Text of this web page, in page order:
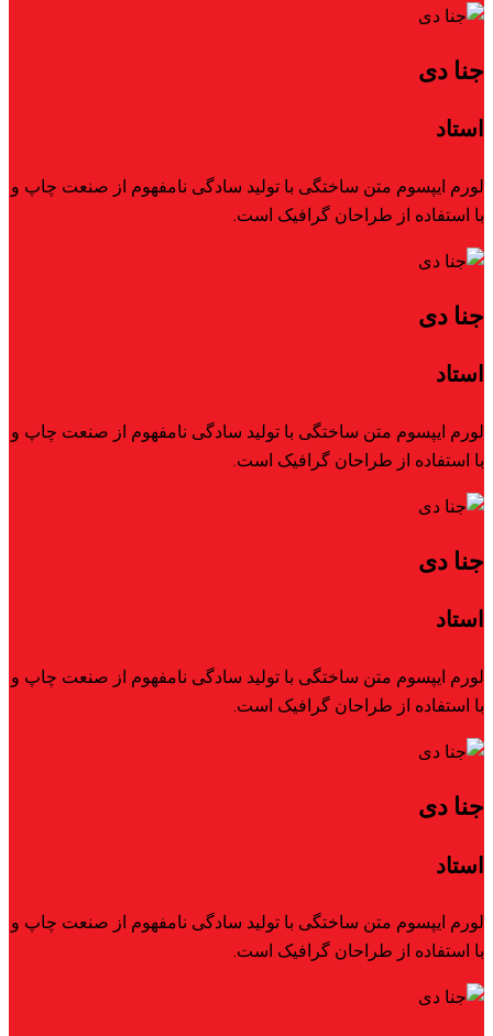
جنا دی
استاد
لورم ایپسوم متن ساختگی با تولید سادگی نامفهوم از صنعت چاپ و
با استفاده از طراحان گرافیک است.
جنا دی
استاد
لورم ایپسوم متن ساختگی با تولید سادگی نامفهوم از صنعت چاپ و
با استفاده از طراحان گرافیک است.
جنا دی
استاد
لورم ایپسوم متن ساختگی با تولید سادگی نامفهوم از صنعت چاپ و
با استفاده از طراحان گرافیک است.
جنا دی
استاد
لورم ایپسوم متن ساختگی با تولید سادگی نامفهوم از صنعت چاپ و
با استفاده از طراحان گرافیک است.